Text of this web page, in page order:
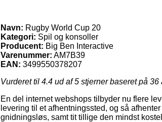
Navn: Rugby World Cup 20
Kategori: Spil og konsoller
Producent: Big Ben Interactive
Varenummer: AM7B39
EAN: 3499550378207
Vurderet til 4.4 ud af 5 stjerner baseret på 36
En del internet webshops tilbyder nu flere
levering til et afhentningssted, og så
gnidningsløs, samt tit tillige den mindst